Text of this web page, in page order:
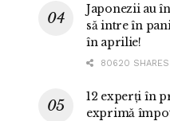
Japonezii au
să intre în
în aprilie!
80620 SHARES
12 experți în
exprimă